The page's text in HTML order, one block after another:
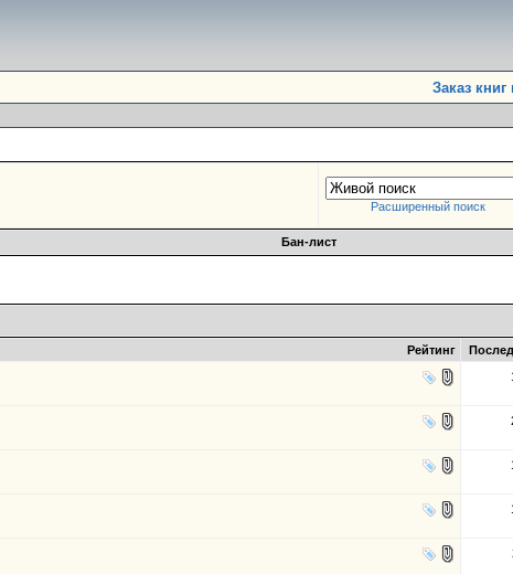
Заказ
Расширенный поиск
Бан-лист
Рейтинг